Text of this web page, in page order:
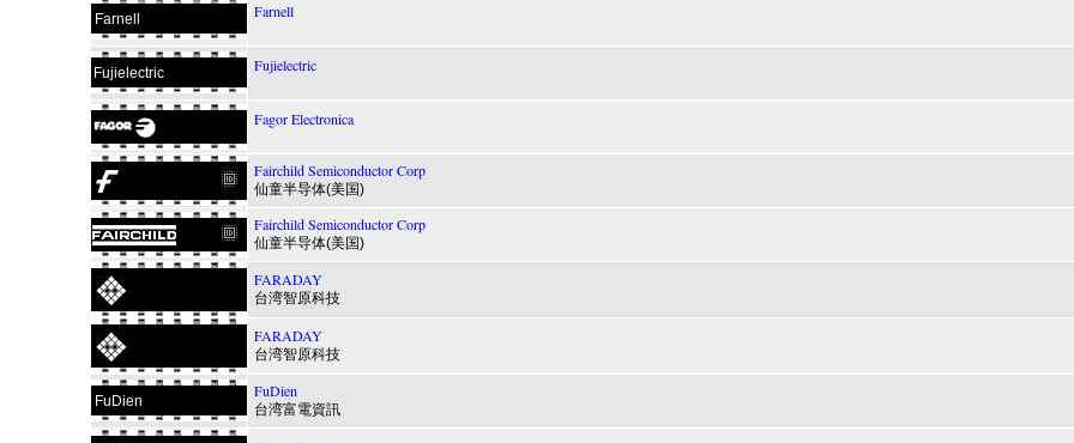
Farnell Farnell
Fujielectric Fujielectric
Fagor Electronica
Fairchild Semiconductor Corp
仙童半导体(美国)
Fairchild Semiconductor Corp
仙童半导体(美国)
FARADAY
台湾智原科技
FARADAY
台湾智原科技
FuDien
FuDien
台湾富電資訊